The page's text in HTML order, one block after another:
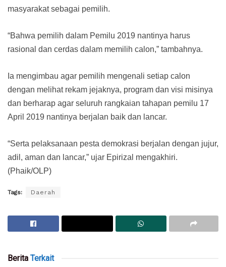
masyarakat sebagai pemilih.
“Bahwa pemilih dalam Pemilu 2019 nantinya harus
rasional dan cerdas dalam memilih calon,” tambahnya.
Ia mengimbau agar pemilih mengenali setiap calon
dengan melihat rekam jejaknya, program dan visi misinya
dan berharap agar seluruh rangkaian tahapan pemilu 17
April 2019 nantinya berjalan baik dan lancar.
“Serta pelaksanaan pesta demokrasi berjalan dengan jujur,
adil, aman dan lancar,” ujar Epirizal mengakhiri.
(Phaik/OLP)
Tags: Daerah
Berita Terkait